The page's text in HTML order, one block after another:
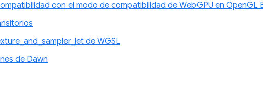
con el modo de compatibilidad de WebGPU en OpenGL
de WGSL
de Dawn